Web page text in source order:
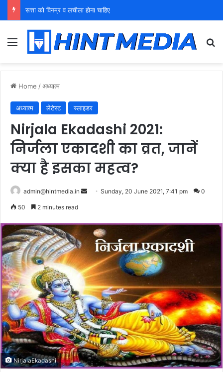
युवा शक्ति को पहचाने बूढ़ा नेतृत्व
Menu
Home /अध्यात्म
अध्यात्म लेटेस्ट स्लाइडर
Nirjala Ekadashi 2021:
निर्जला एकादशी का व्रत, जानें
क्या है इसका महत्व?
admin@hintmedia.in
SendSunday, 20 June 2021, 7:41 pm 0
50 2 minutes read
NirjalaEkadashi